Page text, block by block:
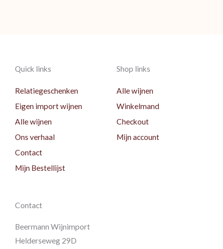
Quick links
Relatiegeschenken
Eigen import wijnen
Alle wijnen
Ons verhaal
Contact
Mijn Bestellijst
Shop links
Alle wijnen
Winkelmand
Checkout
Mijn account
Contact
Beermann Wijnimport
Helderseweg 29D